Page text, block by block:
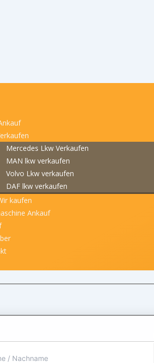
Mercedes Lkw Verkaufen
MAN lkw verkaufen
Volvo Lkw verkaufen
DAF lkw verkaufen
kaufen
Ankauf